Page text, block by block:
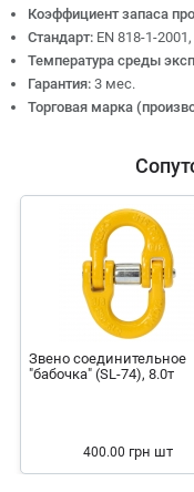
Коэффициент запаса
Стандарт: EN 818-1-
Температура среды
Гарантия: 3 мес.
Торговая марка
Звено соединительное
"бабочка" (SL-74), 8.0т
400.00 грн шт